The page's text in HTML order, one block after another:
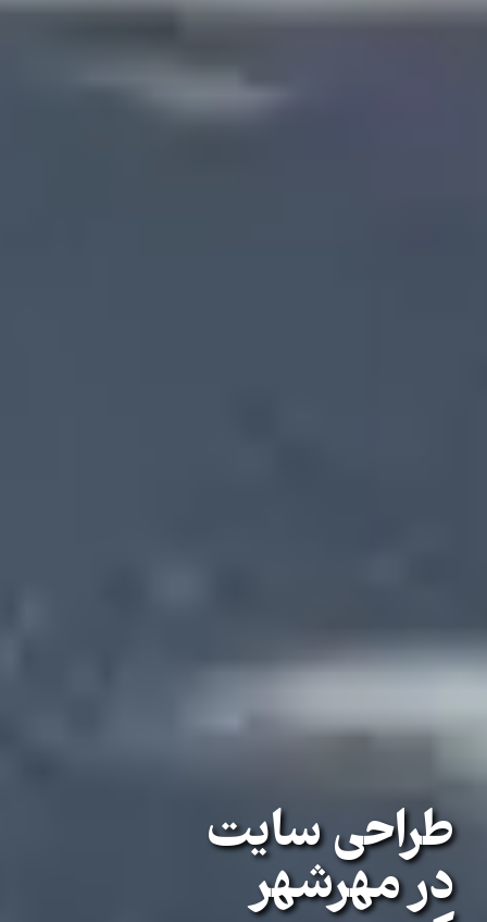
طراحی سایت
در مهرشهر